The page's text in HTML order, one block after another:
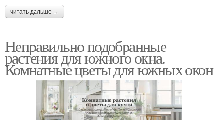
читать дальше →
Неправильно подобранные
растения для южного окна.
Комнатные цветы для южных окон